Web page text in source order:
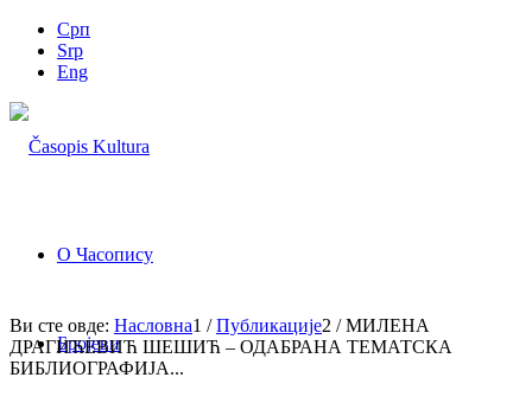
Срп
Srp
Eng
О Часопису
Бројеви
Ви сте овде: Насловна1 / Публикације2 / МИЛЕНА
ДРАГИЋЕВИЋ ШЕШИЋ – ОДАБРАНА ТЕМАТСКА
БИБЛИОГРАФИЈА...